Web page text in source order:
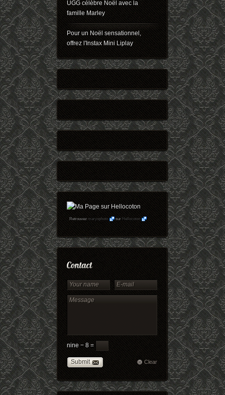
UGG célèbre Noël avec la
famille Marley
Pour un Noël sensationnel,
offrez l'Instax Mini Liplay
Retrouvezmaryophoto surHellocoton
nine − 8 =
Submit Clear